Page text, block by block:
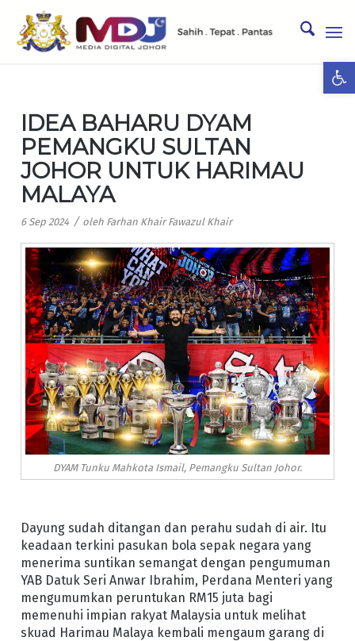
IDEA BAHARU DYAM
PEMANGKU SULTAN
JOHOR UNTUK HARIMAU
MALAYA
6 Sep 2024 / oleh Farhan Khair Fawazul Khair
DYAM Tunku Mahkota Ismail, Pemangku Sultan Johor.
Dayung sudah ditangan dan perahu sudah di air. Itu
keadaan terkini pasukan bola sepak negara yang
menerima suntikan semangat dengan pengumuman
YAB Datuk Seri Anwar Ibrahim, Perdana Menteri yang
mengumumkan peruntukan RM15 juta bagi
memenuhi impian rakyat Malaysia untuk melihat
skuad Harimau Malaya kembali mengaum garang di